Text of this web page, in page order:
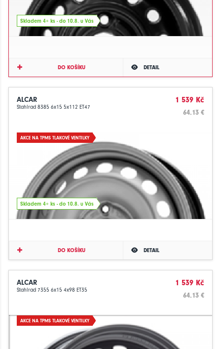
Skladem 4+ ks - do 10.8. u Vás
DO KOŠÍKU DETAIL
ALCAR
Stahlrad 8385 6x15 5x112 ET47
1 539 Kč
64.13 €
AKCE NA TPMS TLAKOVÉ VENTILKY
Skladem 4+ ks - do 10.8. u Vás
DO KOŠÍKU DETAIL
ALCAR
Stahlrad 7355 6x15 4x98 ET35
1 539 Kč
64.13 €
AKCE NA TPMS TLAKOVÉ VENTILKY